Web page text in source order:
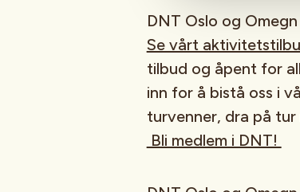
DNT Oslo og
Se vårt
tilbud og åpent for
inn for å bistå oss i
turvenner, dra på
Bli medlem i DNT!